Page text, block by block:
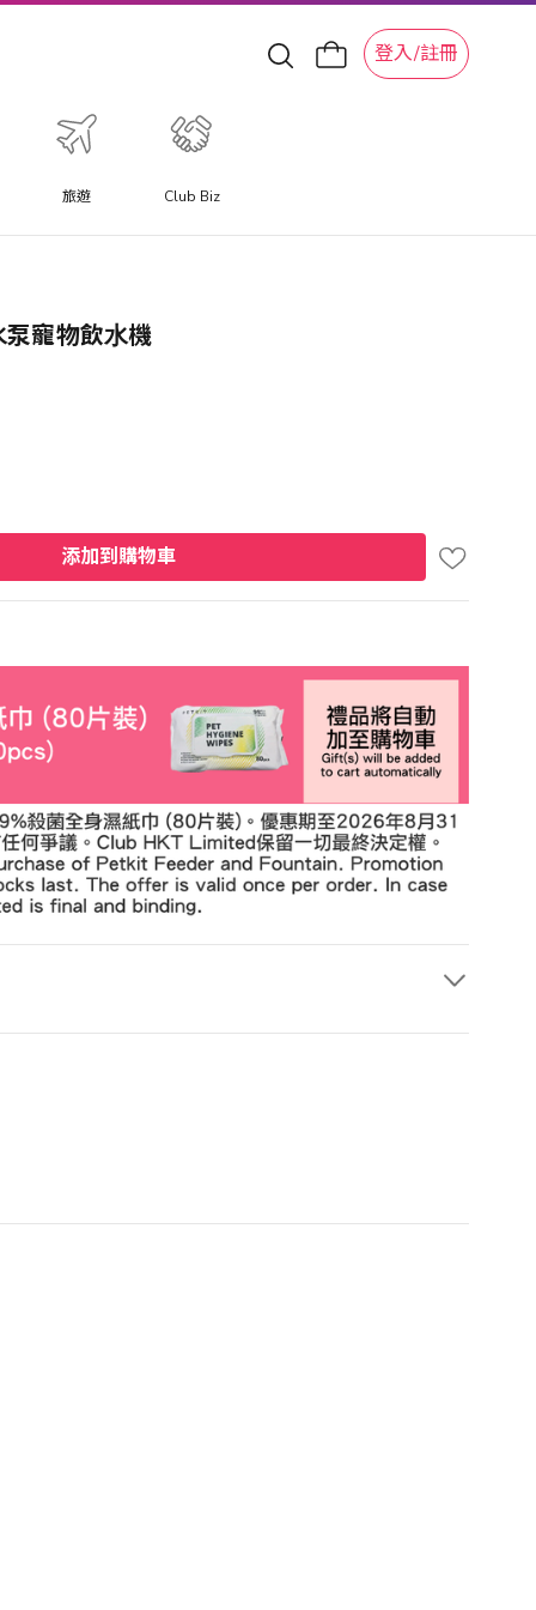
登入/註冊
旅遊 Club Biz
寵物飲⽔機
添加到購物車